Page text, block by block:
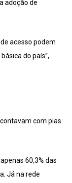
adoção de
acesso podem
do país”,
com pias
60,3% das
Já na rede